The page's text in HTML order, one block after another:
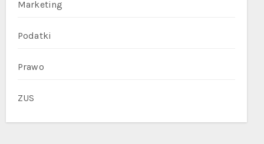
Marketing
Podatki
Prawo
ZUS